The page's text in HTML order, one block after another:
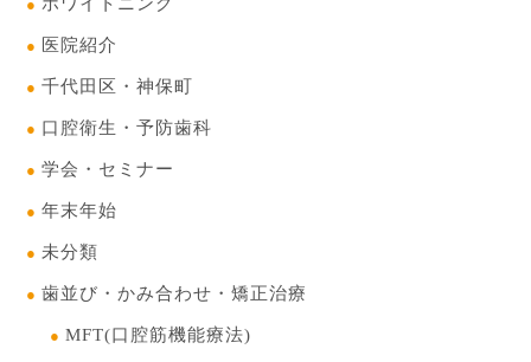
医院紹介
千代田区・神保町
口腔衛生・予防歯科
学会・セミナー
年末年始
未分類
歯並び・かみ合わせ・矯正治療
MFT(口腔筋機能療法)